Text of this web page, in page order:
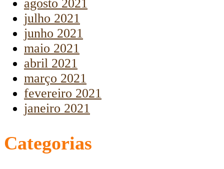
agosto 2021
julho 2021
junho 2021
maio 2021
abril 2021
março 2021
fevereiro 2021
janeiro 2021
Categorias